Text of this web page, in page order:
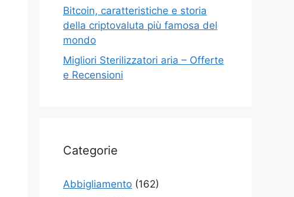
Bitcoin, caratteristiche e storia
della criptovaluta più famosa del
mondo
Migliori Sterilizzatori aria – Offerte
e Recensioni
Categorie
Abbigliamento (162)